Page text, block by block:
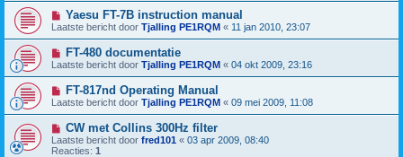
Yaesu FT-7B instruction manual
Laatste bericht door Tjalling PE1RQM « 11 jan 2010, 23:07
FT-480 documentatie
Laatste bericht door Tjalling PE1RQM « 04 okt 2009, 23:16
FT-817nd Operating Manual
Laatste bericht door Tjalling PE1RQM « 09 mei 2009, 11:08
CW met Collins 300Hz filter
Laatste bericht door fred101 « 03 apr 2009, 08:40
Reacties: 1